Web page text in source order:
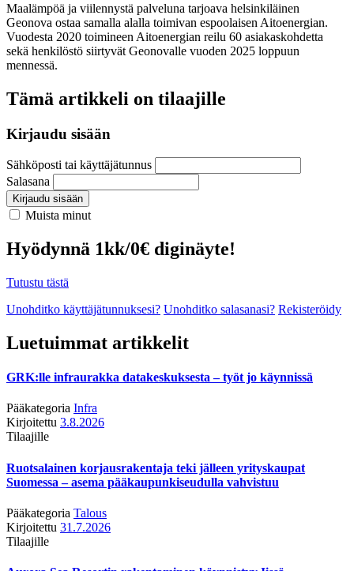
Maalämpöä ja viilennystä palveluna tarjoava helsinkiläinen
Geonova ostaa samalla alalla toimivan espoolaisen Aitoenergian.
Vuodesta 2020 toimineen Aitoenergian reilu 60 asiakaskohdetta
sekä henkilöstö siirtyvät Geonovalle vuoden 2025 loppuun
mennessä.
Tämä artikkeli on tilaajille
Kirjaudu sisään
Sähköposti tai käyttäjätunnus
Salasana
Kirjaudu sisään
Muista minut
Hyödynnä 1kk/0€ diginäyte!
Tutustu tästä
Unohditko käyttäjätunnuksesi? Unohditko salasanasi? Rekisteröidy
Luetuimmat artikkelit
GRK:lle infraurakka datakeskuksesta – työt jo käynnissä
Pääkategoria Infra
Kirjoitettu 3.8.2026
Tilaajille
Ruotsalainen korjausrakentaja teki jälleen yrityskaupat
Suomessa – asema pääkaupunkiseudulla vahvistuu
Pääkategoria Talous
Kirjoitettu 31.7.2026
Tilaajille